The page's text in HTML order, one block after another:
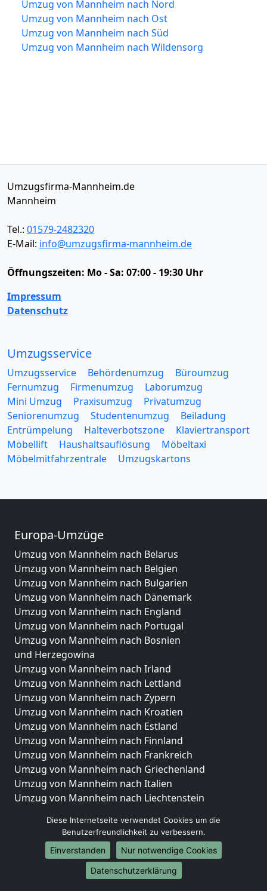
Umzug von Mannheim nach Nord
Umzug von Mannheim nach Ost
Umzug von Mannheim nach Süd
Umzug von Mannheim nach Wildensorg
Umzugsfirma-Mannheim.de
Mannheim
Tel.: 01579-2482320
E-Mail: info@umzugsfirma-mannheim.de
Öffnungszeiten: Mo - Sa: 07:00 - 19:30 Uhr
Impressum
Datenschutz
Umzugsservice
Umzugsservice Behördenumzug
Büroumzug
Fernumzug
Firmenumzug
Laborumzug
Mini Umzug
Praxisumzug
Privatumzug
Seniorenumzug
Studentenumzug
Beiladung
Entrümpelung
Halteverbotszone
Klaviertransport
Möbellift
Haushaltsauflösung
Möbeltaxi
Möbelmitfahrzentrale
Umzugskartons
Europa-Umzüge
Umzug von Mannheim nach Belarus
Umzug von Mannheim nach Belgien
Umzug von Mannheim nach Bulgarien
Umzug von Mannheim nach Dänemark
Umzug von Mannheim nach England
Umzug von Mannheim nach Portugal
Umzug von Mannheim nach Bosnien
und Herzegowina
Umzug von Mannheim nach Irland
Umzug von Mannheim nach Lettland
Umzug von Mannheim nach Zypern
Umzug von Mannheim nach Kroatien
Umzug von Mannheim nach Estland
Umzug von Mannheim nach Finnland
Umzug von Mannheim nach Frankreich
Umzug von Mannheim nach Griechenland
Umzug von Mannheim nach Italien
Umzug von Mannheim nach Liechtenstein
Umzug von Mannheim nach Niederlande
Umzug von Mannheim nach Norwegen
Umzüge-Deutschlandweit
Umzug von Mannheim nach Berlin
Diese Internetseite verwendet Cookies um die
Benutzerfreundlichkeit zu verbessern.
Einverstanden
Nur notwendige Cookies
Datenschutzerklärung